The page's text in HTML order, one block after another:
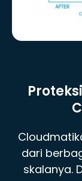
dari
skalanya.